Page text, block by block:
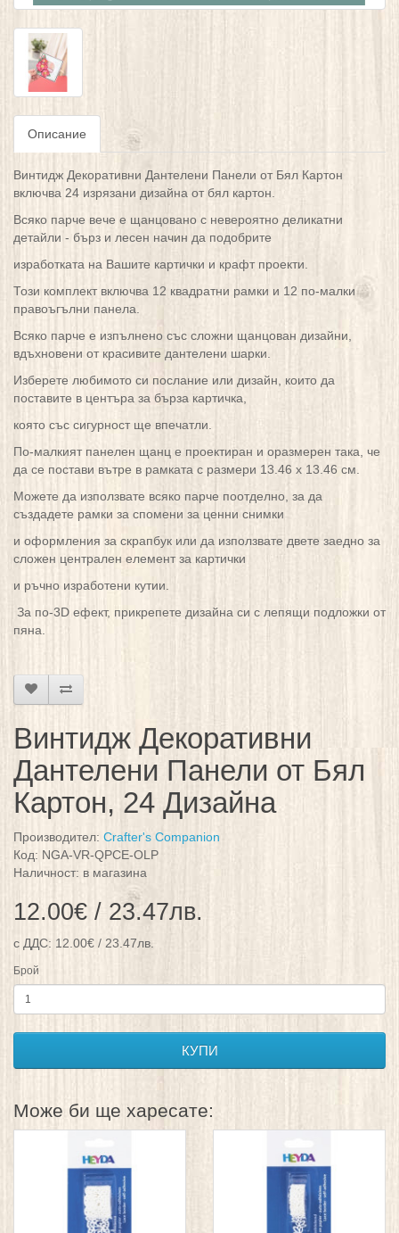
Описание
Винтидж Декоративни Дантелени Панели от Бял Картон
включва 24 изрязани дизайна от бял картон.
Всяко парче вече е щанцовано с невероятно деликатни
детайли - бърз и лесен начин да подобрите
изработката на Вашите картички и крафт проекти.
Този комплект включва 12 квадратни рамки и 12 по-малки
правоъгълни панела.
Всяко парче е изпълнено със сложни щанцован дизайни,
вдъхновени от красивите дантелени шарки.
Изберете любимото си послание или дизайн, които да
поставите в центъра за бърза картичка,
която със сигурност ще впечатли.
По-малкият панелен щанц е проектиран и оразмерен така, че
да се постави вътре в рамката с размери 13.46 x 13.46 см.
Можете да използвате всяко парче поотделно, за да
създадете рамки за спомени за ценни снимки
и оформления за скрапбук или да използвате двете заедно за
сложен централен елемент за картички
и ръчно изработени кутии.
За по-3D ефект, прикрепете дизайна си с лепящи подложки от
пяна.
Винтидж Декоративни
Дантелени Панели от Бял
Картон, 24 Дизайна
Производител: Crafter's Companion
Код: NGA-VR-QPCE-OLP
Наличност: в магазина
12.00€ / 23.47лв.
с ДДС: 12.00€ / 23.47лв.
Брой
КУПИ
Може би ще харесате: